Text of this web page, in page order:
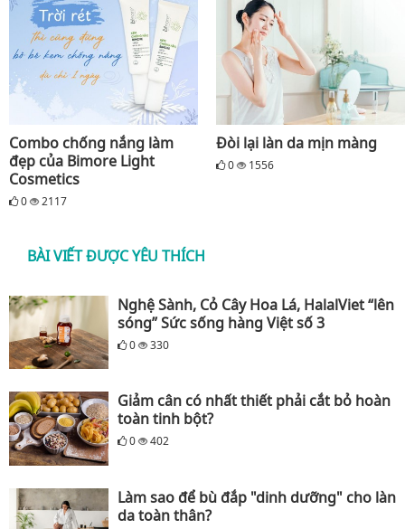
Combo chống nắng làm
đẹp của Bimore Light
Cosmetics
0 2117
Đòi lại làn da mịn màng
0 1556
BÀI VIẾT ĐƯỢC YÊU THÍCH
Nghệ Sành, Cỏ Cây Hoa Lá, HalalViet “lên
sóng” Sức sống hàng Việt số 3
0 330
Giảm cân có nhất thiết phải cắt bỏ hoàn
toàn tinh bột?
0 402
Làm sao để bù đắp "dinh dưỡng" cho làn
da toàn thân?